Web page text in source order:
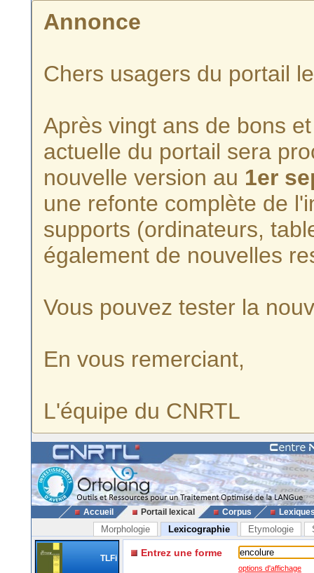
Annonce
Chers usagers du portail
Après vingt ans de bons
actuelle du portail sera
nouvelle version au 1er
une refonte complète de
supports (ordinateurs,
également de nouvelles
Vous pouvez tester la
En vous remerciant,
L'équipe du CNRTL
Accueil Portail lexical Corpus
Morphologie Lexicographie Etymologie
TLFi Entrez une forme
options d'affichage